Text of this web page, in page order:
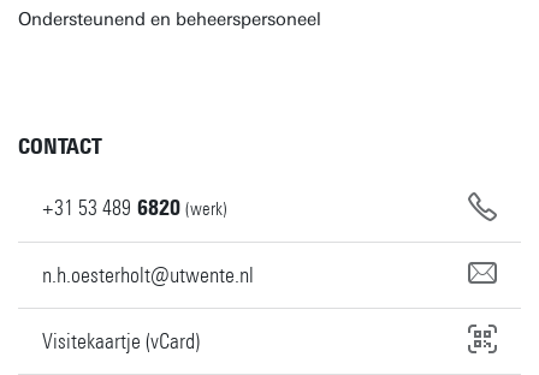
Ondersteunend en beheerspersoneel
CONTACT
+31 53 489 6820 (werk)
n.h.oesterholt@utwente.nl
Visitekaartje (vCard)